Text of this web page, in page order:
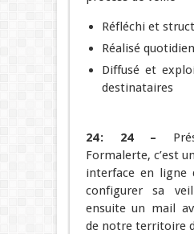
Réfléchi et
Réalisé
Diffusé et
destinataires
24 : 24 –
Formalerte, c’est
interface en ligne
configurer sa
ensuite un mail
de notre territoire